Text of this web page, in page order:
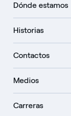
Dónde estamos
Historias
Contactos
Medios
Carreras